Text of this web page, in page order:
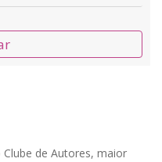
Clube de Autores, maior